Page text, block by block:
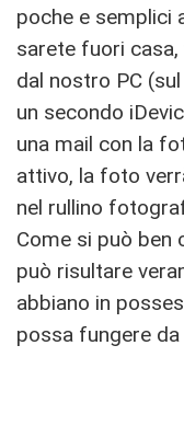
poche e semplici
sarete fuori
dal nostro PC
un secondo
una mail con la
attivo, la foto
nel rullino
Come si può ben
può risultare
abbiano in
possa fungere